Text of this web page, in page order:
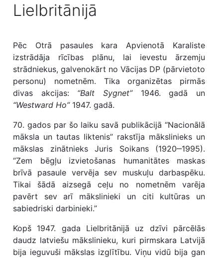
Lielbritānijā
Pēc Otrā pasaules kara Apvienotā Karaliste
izstrādāja rīcības plānu, lai ievestu ārzemju
strādniekus, galvenokārt no Vācijas DP (pārvietoto
personu) nometnēm. Tika organizētas pirmās
divas akcijas: “Balt Sygnet”1946. gadā un
“Westward Ho”1947. gadā.
70. gados par šo laiku savā publikācijā “Nacionālā
māksla un tautas liktenis” rakstīja mākslinieks un
mākslas zinātnieks Juris Soikans (1920‒1995).
“Zem bēgļu izvietošanas humanitātes maskas
brīvā pasaule vervēja sev muskuļu darbaspēku.
Tikai šādā aizsegā ceļu no nometnēm varēja
pavērt sev arī mākslinieki un citi kultūras un
sabiedriski darbinieki.”
Kopš 1947. gada Lielbritānijā uz dzīvi pārcēlās
daudz latviešu mākslinieku, kuri pirmskara Latvijā
bija ieguvuši mākslas izglītību. Viņu vidū bija gan